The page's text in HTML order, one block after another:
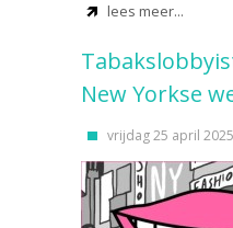
lees meer...
New Yorkse
vrijdag 25 april 2025